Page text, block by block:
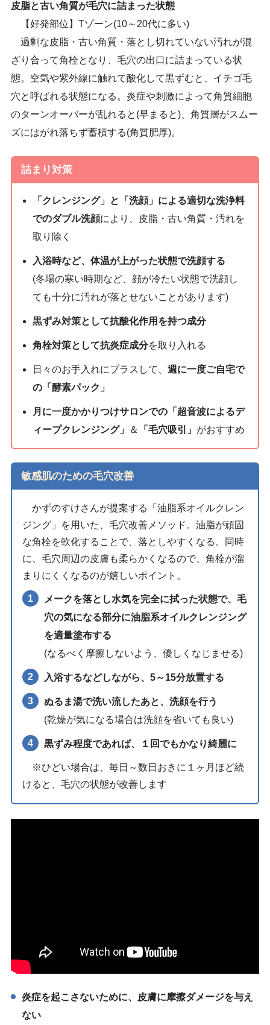
皮脂と古い角質が毛穴に詰まった状態
【好発部位】Tゾーン(10～20代に多い)
過剰な皮脂・古い角質・落とし切れていない汚れが混
ざり合って角栓となり、毛穴の出口に詰まっている状
態。空気や紫外線に触れて酸化して黒ずむと、イチゴ毛
穴と呼ばれる状態になる。炎症や刺激によって角質細胞
のターンオーバーが乱れると(早まると)、角質層がスムー
ズにはがれ落ちず蓄積する(角質肥厚)。
詰まり対策
「クレンジング」と「洗顔」による適切な洗浄料
でのダブル洗顔により、皮脂・古い角質・汚れを
取り除く
入浴時など、体温が上がった状態で洗顔する
(冬場の寒い時期など、顔が冷たい状態で洗顔し
ても十分に汚れが落とせないことがあります)
黒ずみ対策として抗酸化作用を持つ成分
角栓対策として抗炎症成分を取り入れる
日々のお手入れにプラスして、週に一度ご自宅で
の「酵素パック」
月に一度かかりつけサロンでの「超音波によるデ
ィープクレンジング」
＆ 「毛穴吸引」 がおすすめ
敏感肌のための毛穴改善
かずのすけさんが提案する「油脂系オイルクレン
ジング」を用いた、毛穴改善メソッド。油脂が頑固
な角栓を軟化することで、落としやすくなる。同時
に、毛穴周辺の皮膚も柔らかくなるので、角栓が溜
まりにくくなるのが嬉しいポイント。
メークを落とし水気を完全に拭った状態で、毛
穴の気になる部分に油脂系オイルクレンジング
を適量塗布する
(なるべく摩擦しないよう、優しくなじませる)
入浴するなどしながら、5～15分放置する
ぬるま湯で洗い流したあと、洗顔を行う
(乾燥が気になる場合は洗顔を省いても良い)
黒ずみ程度であれば、１回でもかなり綺麗に
※ひどい場合は、毎日～数日おきに１ヶ月ほど続
けると、毛穴の状態が改善します
炎症を起こさないために、皮膚に摩擦ダメージを与え
ない